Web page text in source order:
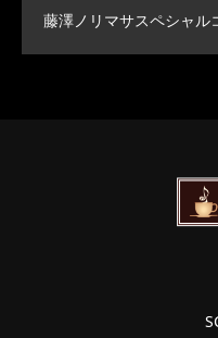
藤澤ノリマサスペシャ